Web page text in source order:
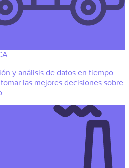
y análisis de datos en tiempo
las mejores decisiones sobre